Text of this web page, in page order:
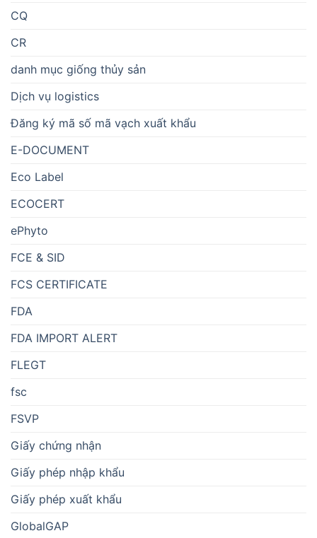
CQ
CR
danh mục giống thủy sản
Dịch vụ logistics
Đăng ký mã số mã vạch xuất khẩu
E-DOCUMENT
Eco Label
ECOCERT
ePhyto
FCE & SID
FCS CERTIFICATE
FDA
FDA IMPORT ALERT
FLEGT
fsc
FSVP
Giấy chứng nhận
Giấy phép nhập khẩu
Giấy phép xuất khẩu
GlobalGAP